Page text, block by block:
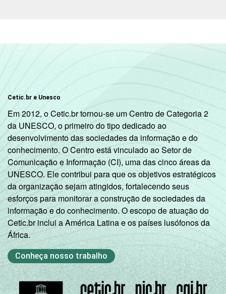
Cetic.br e Unesco
Em 2012, o Cetic.br tornou-se um Centro de Categoria 2
da UNESCO, o primeiro do tipo dedicado ao
desenvolvimento das sociedades da informação e do
conhecimento. O Centro está vinculado ao Setor de
Comunicação e Informação (CI), uma das cinco áreas da
UNESCO. Ele contribui para que os objetivos estratégicos
da organização sejam atingidos, fortalecendo seus
esforços para monitorar a construção de sociedades da
informação e do conhecimento. O escopo de atuação do
Cetic.br inclui a América Latina e os países lusófonos da
África.
Conheça nosso trabalho